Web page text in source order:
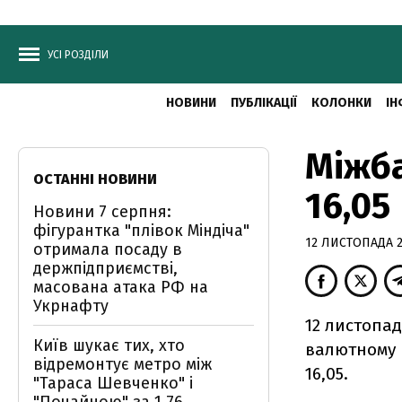
УСІ РОЗДІЛИ
НОВИНИ ПУБЛІКАЦІЇ КОЛОНКИ
16,05
12 ЛИСТОПАДА
12
валютному
16,05.
ОСТАННІ НОВИНИ
Новини 7 серпня:
фігурантка "плівок Міндіча"
отримала посаду в
держпідприємстві,
масована атака РФ на
Укрнафту
Київ шукає тих, хто
відремонтує метро між
"Тараса Шевченко" і